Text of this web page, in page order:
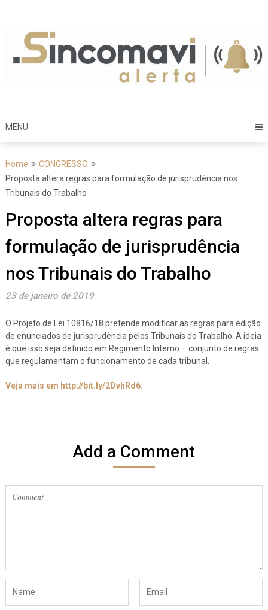
content
MENU
Home
CONGRESSO
Proposta altera regras para formulação de jurisprudência nos
Tribunais do Trabalho
Proposta altera regras para
formulação de jurisprudência
nos Tribunais do Trabalho
23 de janeiro de 2019
O Projeto de Lei 10816/18 pretende modificar as regras para edição
de enunciados de jurisprudência pelos Tribunais do Trabalho. A ideia
é que isso seja definido em Regimento Interno – conjunto de regras
que regulamentam o funcionamento de cada tribunal.
Veja mais em http://bit.ly/2DvhRd6.
Add a Comment